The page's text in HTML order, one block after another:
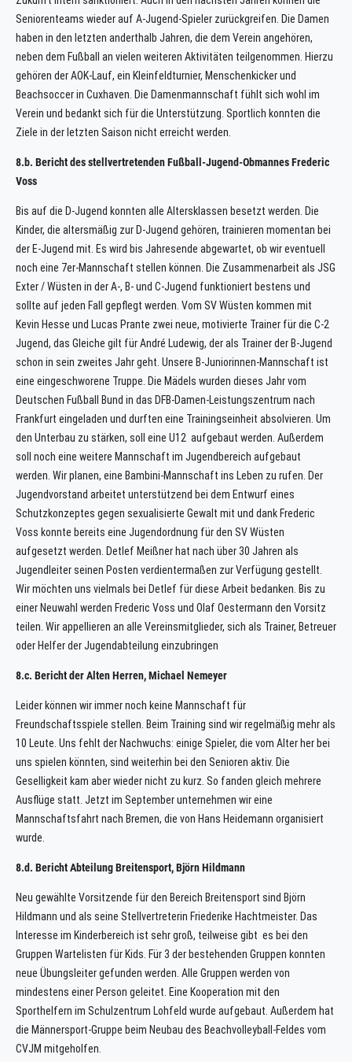
Seniorenteams wieder auf A-Jugend-Spieler zurückgreifen. Die Damen
haben in den letzten anderthalb Jahren, die dem Verein angehören,
neben dem Fußball an vielen weiteren Aktivitäten teilgenommen. Hierzu
gehören der AOK-Lauf, ein Kleinfeldturnier, Menschenkicker und
Beachsoccer in Cuxhaven. Die Damenmannschaft fühlt sich wohl im
Verein und bedankt sich für die Unterstützung. Sportlich konnten die
Ziele in der letzten Saison nicht erreicht werden.
8.b. Bericht des stellvertretenden Fußball-Jugend-Obmannes Frederic
Voss
Bis auf die D-Jugend konnten alle Altersklassen besetzt werden. Die
Kinder, die altersmäßig zur D-Jugend gehören, trainieren momentan bei
der E-Jugend mit. Es wird bis Jahresende abgewartet, ob wir eventuell
noch eine 7er-Mannschaft stellen können. Die Zusammenarbeit als JSG
Exter / Wüsten in der A-, B- und C-Jugend funktioniert bestens und
sollte auf jeden Fall gepflegt werden. Vom SV Wüsten kommen mit
Kevin Hesse und Lucas Prante zwei neue, motivierte Trainer für die C-2
Jugend, das Gleiche gilt für André Ludewig, der als Trainer der B-Jugend
schon in sein zweites Jahr geht. Unsere B-Juniorinnen-Mannschaft ist
eine eingeschworene Truppe. Die Mädels wurden dieses Jahr vom
Deutschen Fußball Bund in das DFB-Damen-Leistungszentrum nach
Frankfurt eingeladen und durften eine Trainingseinheit absolvieren. Um
den Unterbau zu stärken, soll eine U12 aufgebaut werden. Außerdem
soll noch eine weitere Mannschaft im Jugendbereich aufgebaut
werden. Wir planen, eine Bambini-Mannschaft ins Leben zu rufen. Der
Jugendvorstand arbeitet unterstützend bei dem Entwurf eines
Schutzkonzeptes gegen sexualisierte Gewalt mit und dank Frederic
Voss konnte bereits eine Jugendordnung für den SV Wüsten
aufgesetzt werden. Detlef Meißner hat nach über 30 Jahren als
Jugendleiter seinen Posten verdientermaßen zur Verfügung gestellt.
Wir möchten uns vielmals bei Detlef für diese Arbeit bedanken. Bis zu
einer Neuwahl werden Frederic Voss und Olaf Oestermann den Vorsitz
teilen. Wir appellieren an alle Vereinsmitglieder, sich als Trainer, Betreuer
oder Helfer der Jugendabteilung einzubringen
8.c. Bericht der Alten Herren, Michael Nemeyer
Leider können wir immer noch keine Mannschaft für
Freundschaftsspiele stellen. Beim Training sind wir regelmäßig mehr als
10 Leute. Uns fehlt der Nachwuchs: einige Spieler, die vom Alter her bei
uns spielen könnten, sind weiterhin bei den Senioren aktiv. Die
Geselligkeit kam aber wieder nicht zu kurz. So fanden gleich mehrere
Ausflüge statt. Jetzt im September unternehmen wir eine
Mannschaftsfahrt nach Bremen, die von Hans Heidemann organisiert
wurde.
8.d. Bericht Abteilung Breitensport, Björn Hildmann
Neu gewählte Vorsitzende für den Bereich Breitensport sind Björn
Hildmann und als seine Stellvertreterin Friederike Hachtmeister. Das
Interesse im Kinderbereich ist sehr groß, teilweise gibt es bei den
Gruppen Wartelisten für Kids. Für 3 der bestehenden Gruppen konnten
neue Übungsleiter gefunden werden. Alle Gruppen werden von
mindestens einer Person geleitet. Eine Kooperation mit den
Sporthelfern im Schulzentrum Lohfeld wurde aufgebaut. Außerdem hat
die Männersport-Gruppe beim Neubau des Beachvolleyball-Feldes vom
CVJM mitgeholfen.